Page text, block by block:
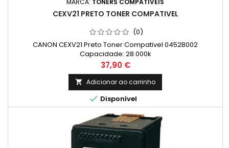
MARCA: TONERS COMPATIVEIS
CEXV21 PRETO TONER COMPATIVEL
(0)
CANON CEXV21 Preto Toner Compativel 0452B002
Capacidade: 28.000k
Preço
37,90 €
 Adicionar ao carrinho
 Disponível